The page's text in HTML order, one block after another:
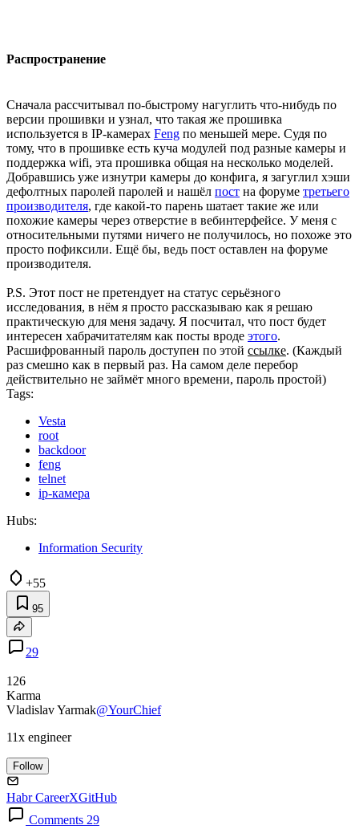
Распространение
Сначала рассчитывал по-быстрому нагуглить что-нибудь по
версии прошивки и узнал, что такая же прошивка
используется в IP-камерах Feng по меньшей мере. Судя по
тому, что в прошивке есть куча модулей под разные камеры и
поддержка wifi, эта прошивка общая на несколько моделей.
Добравшись уже изнутри камеры до конфига, я загуглил хэши
дефолтных паролей паролей и нашёл пост на форуме третьего
производителя, где какой-то парень шатает такие же или
похожие камеры через отверстие в вебинтерфейсе. У меня с
относительными путями ничего не получилось, но похоже это
просто пофиксили. Ещё бы, ведь пост оставлен на форуме
производителя.
P.S. Этот пост не претендует на статус серьёзного
исследования, в нём я просто рассказываю как я решаю
практическую для меня задачу. Я посчитал, что пост будет
интересен хабрачитателям как посты вроде этого.
Расшифрованный пароль доступен по этой ссылке. (Каждый
раз смешно как в первый раз. На самом деле перебор
действительно не займёт много времени, пароль простой)
Tags:
Vesta
root
backdoor
feng
telnet
ip-камера
Hubs:
Information Security
+55
95
29
126
Karma
Vladislav Yarmak@YourChief
11x engineer
Follow
Habr CareerXGitHub
Comments 29